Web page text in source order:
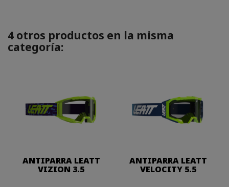
4 otros productos en la misma
categoría:
ANTIPARRA LEATT
VIZION 3.5
ANTIPARRA LEATT
VELOCITY 5.5